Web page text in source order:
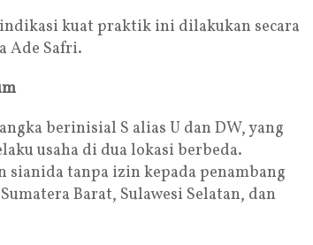
kuat praktik ini dilakukan secara
Ade Safri.
berinisial S alias U dan DW, yang
usaha di dua lokasi berbeda.
sianida tanpa izin kepada penambang
Barat, Sulawesi Selatan, dan